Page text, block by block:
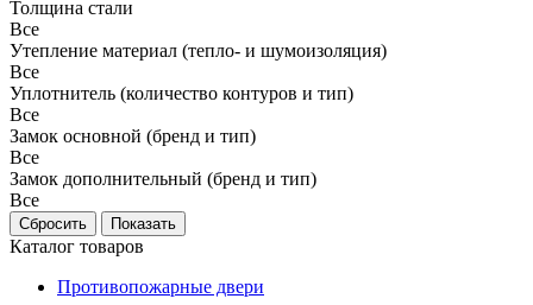
Толщина стали
Все
Утепление материал (тепло- и шумоизоляция)
Все
Уплотнитель (количество контуров и тип)
Все
Замок основной (бренд и тип)
Все
Замок дополнительный (бренд и тип)
Все
Каталог товаров
Противопожарные двери